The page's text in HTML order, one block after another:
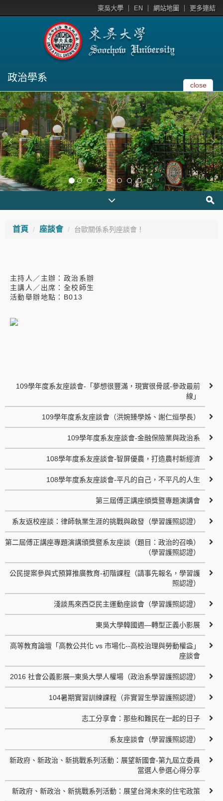
東吳大學 EN 網站地圖 更多連結
政治學系
close
首頁 座談會 台歐關係系列座談會！
主持人／主辦：政治系辦
主講人／出席：全校師生
活動舉辦地點：B013
109學年度系友座談會-「夢想很豐滿，現實很骨感-參政最前
線」
109學年度系友座談會（洪婉臻學姊、謝仁烜學長）
109學年度系友座談會-金融保險業與政治系
108學年度系友座談會-智屏優農，打造農村新經濟
108學年度系友座談會-平凡的自己，不平凡的人生
第三屆傅正講座頒獎暨專題演講會
系友返校座談：律師執業生涯的挑戰與啟發（學習護照認證）
第二屆傅正講座專題演講頒獎暨系友座談（題目：政治的召喚）
（學習護照認證）
公民提案參與式預算推廣教育-初階課程（請事先報名，學習護
照認證）
淺談馬來西亞民主運動座談會（學習護照認證）
東吳大學韓國週—轉型正義小影展
高等教育論壇「高教公共化 vs 市場化--高校治理與勞動權益」
座談會
2016 社會公義影展─東吳大學人權場（政治系學習護照認證）
104暑期實習訓練課程（非實習生學習護照認證）
志工分享會：那些和難民在一起的日子
系友座談會（學習護照認證）
新政府、新政治、新挑戰系列活動：展望新國會-第九屆立委員
當選人參選心得分享
新政府、新政治、新挑戰系列活動：展望台灣未來的住宅政策